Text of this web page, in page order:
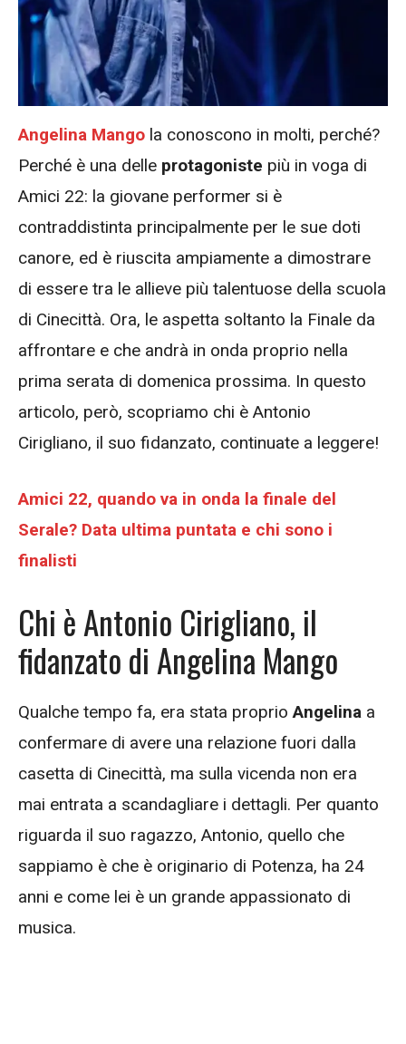
Angelina Mango la conoscono in molti, perché?
Perché è una delle protagoniste più in voga di
Amici 22: la giovane performer si è
contraddistinta principalmente per le sue doti
canore, ed è riuscita ampiamente a dimostrare
di essere tra le allieve più talentuose della scuola
di Cinecittà. Ora, le aspetta soltanto la Finale da
affrontare e che andrà in onda proprio nella
prima serata di domenica prossima. In questo
articolo, però, scopriamo chi è Antonio
Cirigliano, il suo fidanzato, continuate a leggere!
Amici 22, quando va in onda la finale del
Serale? Data ultima puntata e chi sono i
finalisti
Chi è Antonio Cirigliano, il
fidanzato di Angelina Mango
Qualche tempo fa, era stata proprioAngelina a
confermare di avere una relazione fuori dalla
casetta di Cinecittà, ma sulla vicenda non era
mai entrata a scandagliare i dettagli. Per quanto
riguarda il suo ragazzo, Antonio, quello che
sappiamo è che è originario di Potenza, ha 24
anni e come lei è un grande appassionato di
musica.